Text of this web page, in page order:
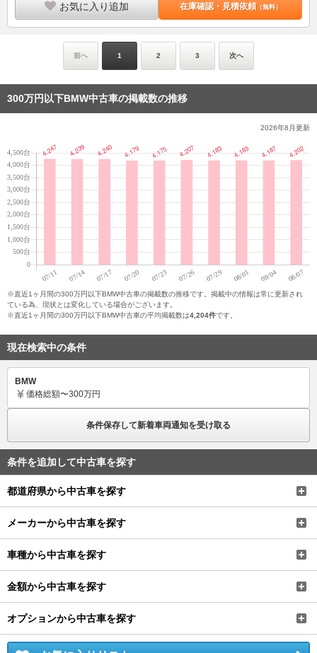
お気に入り追加 在庫確認・見積依頼（無料）
前へ 1 2 3 次へ
300万円以下BMW中古車の掲載数の推移
2026年8月更新
※直近1ヶ月間の300万円以下BMW中古車の掲載数の推移です。掲載中の情報は常に更新され
ている為、現状とは変化している場合がございます。
※直近1ヶ月間の300万円以下BMW中古車の平均掲載数は4,204件です。
現在検索中の条件
BMW
価格総額〜300万円
条件保存して新着車両通知を受け取る
条件を追加して中古車を探す
都道府県から中古車を探す
メーカーから中古車を探す
車種から中古車を探す
金額から中古車を探す
オプションから中古車を探す